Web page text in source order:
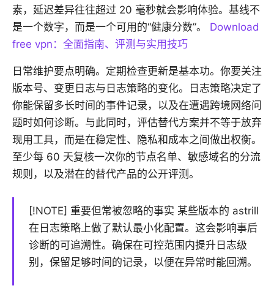
素，延迟差异往往超过 20 毫秒就会影响体验。基线不
是一个数字，而是一个可用的“健康分数”。 Download
free vpn：全面指南、评测与实用技巧
日常维护要点明确。定期检查更新是基本功。你要关注
版本号、变更日志与日志策略的变化。日志策略决定了
你能保留多长时间的事件记录，以及在遭遇跨境网络问
题时如何诊断。与此同时，评估替代方案并不等于放弃
现用工具，而是在稳定性、隐私和成本之间做出权衡。
至少每 60 天复核一次你的节点名单、敏感域名的分流
规则，以及潜在的替代产品的公开评测。
[!NOTE] 重要但常被忽略的事实 某些版本的 astrill
在日志策略上做了默认最小化配置。这会影响事后
诊断的可追溯性。确保在可控范围内提升日志级
别，保留足够时间的记录，以便在异常时能回溯。